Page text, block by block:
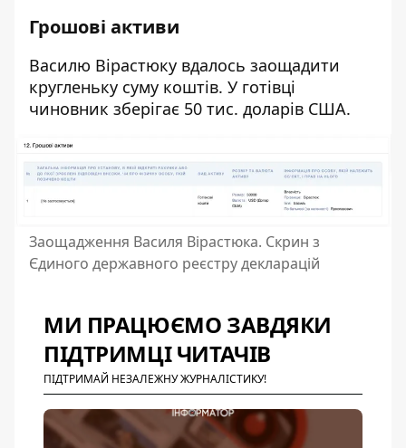
Грошові активи
Василю Вірастюку вдалось заощадити
кругленьку суму коштів. У готівці
чиновник зберігає 50 тис. доларів США.
Заощадження Василя Вірастюка. Скрин з
Єдиного державного реєстру декларацій
МИ ПРАЦЮЄМО ЗАВДЯКИ
ПІДТРИМЦІ ЧИТАЧІВ
ПІДТРИМАЙ НЕЗАЛЕЖНУ ЖУРНАЛІСТИКУ!